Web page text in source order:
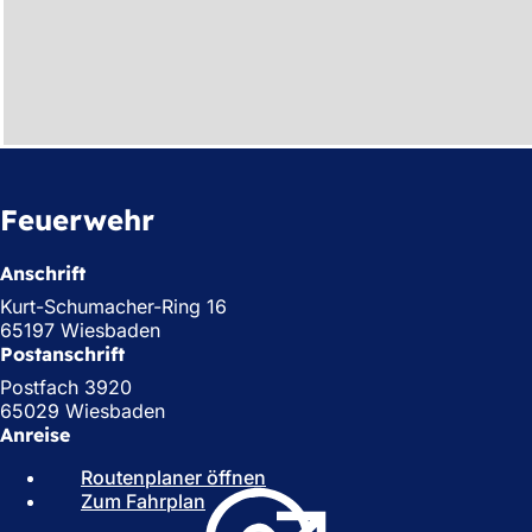
Feuerwehr
Anschrift
Kurt-Schumacher-Ring 16
65197 Wiesbaden
Postanschrift
Postfach 3920
65029 Wiesbaden
Anreise
Routenplaner öffnen
Ö
f
Zum Fahrplan
Ö